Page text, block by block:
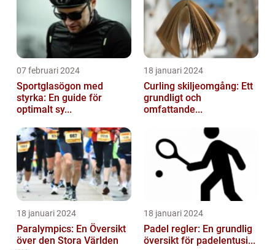
07 februari 2024
Sportglasögon med
styrka: En guide för
optimalt sy...
18 januari 2024
Curling skiljeomgång: Ett
grundligt och
omfattande...
18 januari 2024
Paralympics: En Översikt
över den Stora Världen
18 januari 2024
Padel regler: En grundlig
översikt för padelentusi...